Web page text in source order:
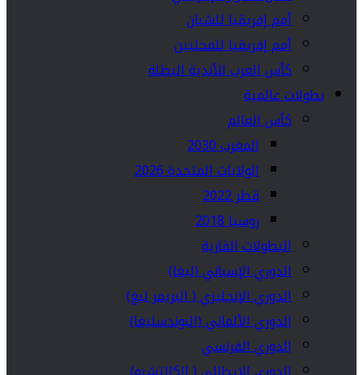
أمم إفريقيا للشبان
أمم إفريقيا للمحليين
كأس العرب للأندية البطلة
بطولات عالمية
كأس العالم
المغرب 2030
الولايات المتحدة 2026
قطر 2022
روسيا 2018
البطولات القارية
الدوري الإسباني (ليغا)
الدوري الإنجليزي ( البريمر ليغ)
الدوري الألماني (البوندسليغا)
الدوري الفرنسي